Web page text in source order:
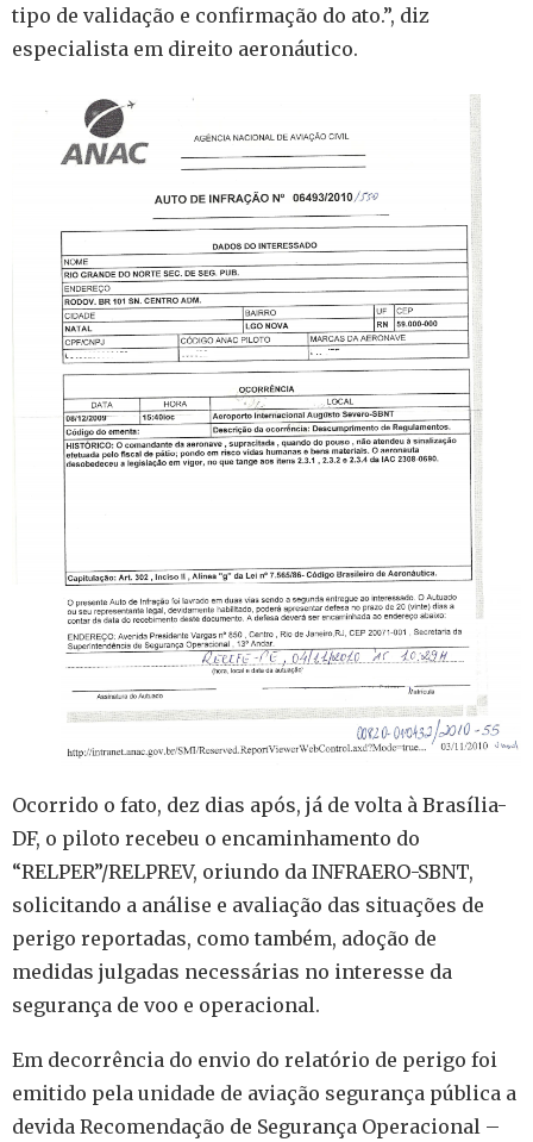
tipo de validação e confirmação do ato.”, diz
especialista em direito aeronáutico.
Ocorrido o fato, dez dias após, já de volta à Brasília-
DF, o piloto recebeu o encaminhamento do
“RELPER”/RELPREV, oriundo da INFRAERO-SBNT,
solicitando a análise e avaliação das situações de
perigo reportadas, como também, adoção de
medidas julgadas necessárias no interesse da
segurança de voo e operacional.
Em decorrência do envio do relatório de perigo foi
emitido pela unidade de aviação segurança pública a
devida Recomendação de Segurança Operacional –